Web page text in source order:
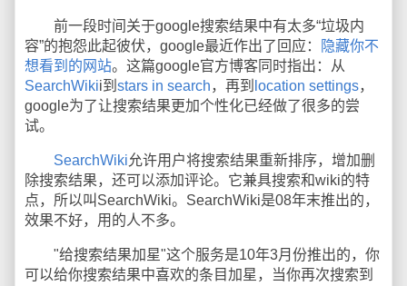
前一段时间关于google搜索结果中有太多“垃圾内
容”的抱怨此起彼伏，google最近作出了回应：
隐藏你不
想看到的网站。这篇google官方博客同时指出：从
SearchWikii到 stars in search，再到 location settings，
google为了让搜索结果更加个性化已经做了很多的尝
试。
SearchWiki允许用户将搜索结果重新排序，增加删
除搜索结果，还可以添加评论。它兼具搜索和wiki的特
点，所以叫SearchWiki。SearchWiki是08年末推出的，
效果不好，用的人不多。
"给搜索结果加星"这个服务是10年3月份推出的，你
可以给你搜索结果中喜欢的条目加星，当你再次搜索到